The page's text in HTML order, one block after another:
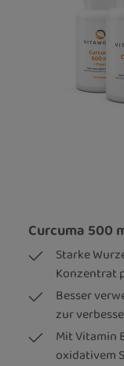
Curcuma 500
Starke
Konzentrat
Besser
zur
Mit Vitamin
oxidativem